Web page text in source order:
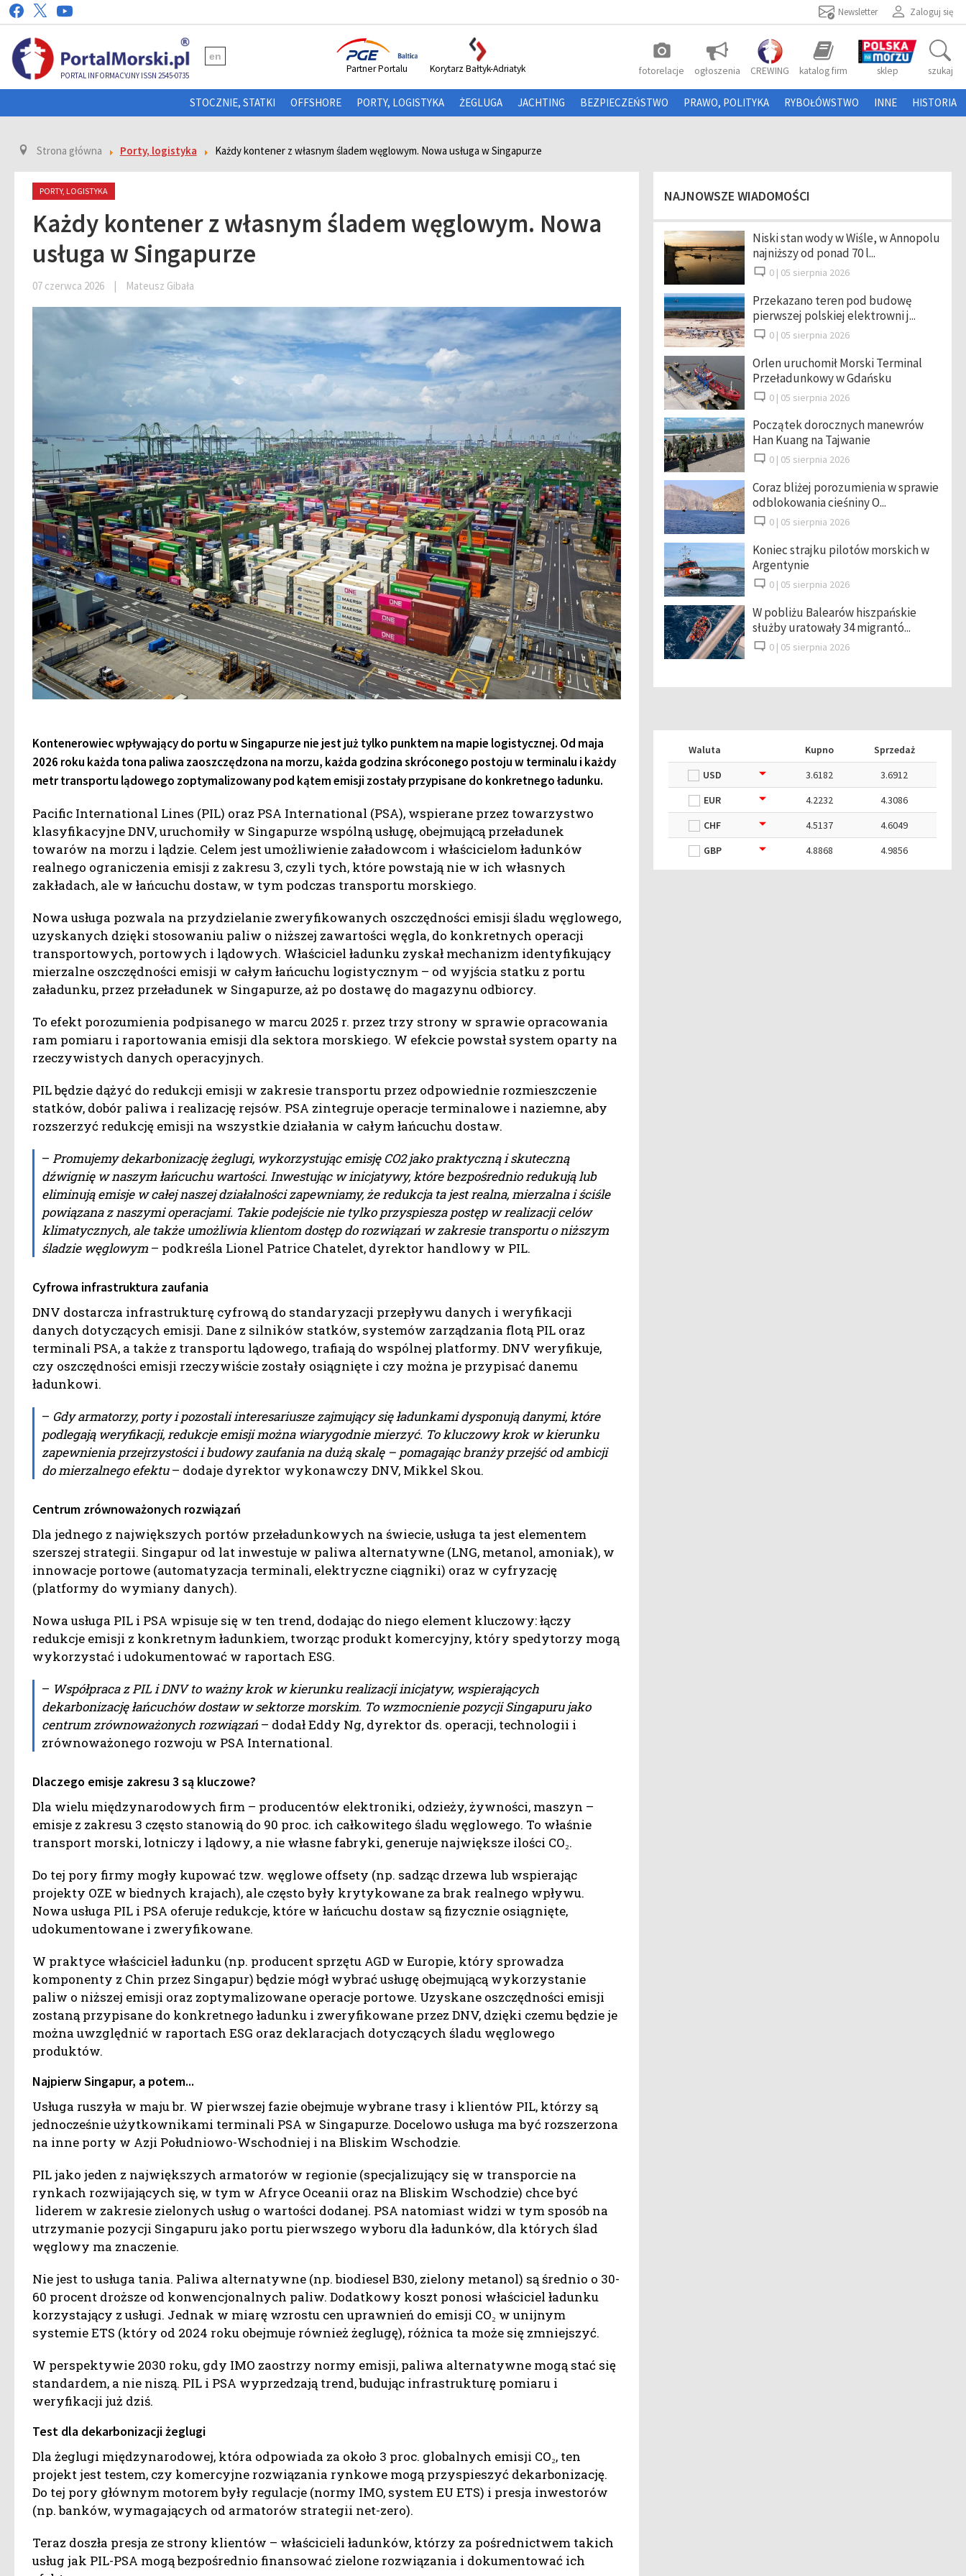
Zaloguj się
Newsletter
PORTAL INFORMACYJNY ISSN 2545-0735
en photo_camera
fotorelacje ogłoszenia CREWING katalog firm sklep szukaj
Partner Portalu Korytarz Bałtyk-Adriatyk
STOCZNIE, STATKI OFFSHORE PORTY, LOGISTYKA ŻEGLUGA JACHTING BEZPIECZEŃSTWO PRAWO, POLITYKA RYBOŁÓWSTWO INNE HISTORIA
Strona główna Porty, logistyka Każdy kontener z własnym śladem węglowym. Nowa usługa w Singapurze
PORTY, LOGISTYKA
Każdy kontener z własnym śladem węglowym. Nowa
usługa w Singapurze
07 czerwca 2026 | Mateusz Gibała
Kontenerowiec wpływający do portu w Singapurze nie jest już tylko punktem na mapie logistycznej. Od maja
2026 roku każda tona paliwa zaoszczędzona na morzu, każda godzina skróconego postoju w terminalu i każdy
metr transportu lądowego zoptymalizowany pod kątem emisji zostały przypisane do konkretnego ładunku.
Pacific International Lines (PIL) oraz PSA International (PSA), wspierane przez towarzystwo
klasyfikacyjne DNV, uruchomiły w Singapurze wspólną usługę, obejmującą przeładunek
towarów na morzu i lądzie. Celem jest umożliwienie załadowcom i właścicielom ładunków
realnego ograniczenia emisji z zakresu 3, czyli tych, które powstają nie w ich własnych
zakładach, ale w łańcuchu dostaw, w tym podczas transportu morskiego.
Nowa usługa pozwala na przydzielanie zweryfikowanych oszczędności emisji śladu węglowego,
uzyskanych dzięki stosowaniu paliw o niższej zawartości węgla, do konkretnych operacji
transportowych, portowych i lądowych. Właściciel ładunku zyskał mechanizm identyfikujący
mierzalne oszczędności emisji w całym łańcuchu logistycznym – od wyjścia statku z portu
załadunku, przez przeładunek w Singapurze, aż po dostawę do magazynu odbiorcy.
To efekt porozumienia podpisanego w marcu 2025 r. przez trzy strony w sprawie opracowania
ram pomiaru i raportowania emisji dla sektora morskiego. W efekcie powstał system oparty na
rzeczywistych danych operacyjnych.
PIL będzie dążyć do redukcji emisji w zakresie transportu przez odpowiednie rozmieszczenie
statków, dobór paliwa i realizację rejsów. PSA zintegruje operacje terminalowe i naziemne, aby
rozszerzyć redukcję emisji na wszystkie działania w całym łańcuchu dostaw.
– Promujemy dekarbonizację żeglugi, wykorzystując emisję CO2 jako praktyczną i skuteczną
dźwignię w naszym łańcuchu wartości. Inwestując w inicjatywy, które bezpośrednio redukują lub
eliminują emisje w całej naszej działalności zapewniamy, że redukcja ta jest realna, mierzalna i ściśle
powiązana z naszymi operacjami. Takie podejście nie tylko przyspiesza postęp w realizacji celów
klimatycznych, ale także umożliwia klientom dostęp do rozwiązań w zakresie transportu o niższym
śladzie węglowym – podkreśla Lionel Patrice Chatelet, dyrektor handlowy w PIL.
Cyfrowa infrastruktura zaufania
DNV dostarcza infrastrukturę cyfrową do standaryzacji przepływu danych i weryfikacji
danych dotyczących emisji. Dane z silników statków, systemów zarządzania flotą PIL oraz
terminali PSA, a także z transportu lądowego, trafiają do wspólnej platformy. DNV weryfikuje,
czy oszczędności emisji rzeczywiście zostały osiągnięte i czy można je przypisać danemu
ładunkowi.
– Gdy armatorzy, porty i pozostali interesariusze zajmujący się ładunkami dysponują danymi, które
podlegają weryfikacji, redukcje emisji można wiarygodnie mierzyć. To kluczowy krok w kierunku
zapewnienia przejrzystości i budowy zaufania na dużą skalę – pomagając branży przejść od ambicji
do mierzalnego efektu– dodaje dyrektor wykonawczy DNV, Mikkel Skou.
Centrum zrównoważonych rozwiązań
Dla jednego z największych portów przeładunkowych na świecie, usługa ta jest elementem
szerszej strategii. Singapur od lat inwestuje w paliwa alternatywne (LNG, metanol, amoniak), w
innowacje portowe (automatyzacja terminali, elektryczne ciągniki) oraz w cyfryzację
(platformy do wymiany danych).
Nowa usługa PIL i PSA wpisuje się w ten trend, dodając do niego element kluczowy: łączy
redukcje emisji z konkretnym ładunkiem, tworząc produkt komercyjny, który spedytorzy mogą
wykorzystać i udokumentować w raportach ESG.
– Współpraca z PIL i DNV to ważny krok w kierunku realizacji inicjatyw, wspierających
dekarbonizację łańcuchów dostaw w sektorze morskim. To wzmocnienie pozycji Singapuru jako
centrum zrównoważonych rozwiązań – dodał Eddy Ng, dyrektor ds. operacji, technologii i
zrównoważonego rozwoju w PSA International.
Dlaczego emisje zakresu 3 są kluczowe?
Dla wielu międzynarodowych firm – producentów elektroniki, odzieży, żywności, maszyn –
emisje z zakresu 3 często stanowią do 90 proc. ich całkowitego śladu węglowego. To właśnie
transport morski, lotniczy i lądowy, a nie własne fabryki, generuje największe ilości CO₂.
Do tej pory firmy mogły kupować tzw. węglowe offsety (np. sadząc drzewa lub wspierając
projekty OZE w biednych krajach), ale często były krytykowane za brak realnego wpływu.
Nowa usługa PIL i PSA oferuje redukcje, które w łańcuchu dostaw są fizycznie osiągnięte,
udokumentowane i zweryfikowane.
W praktyce właściciel ładunku (np. producent sprzętu AGD w Europie, który sprowadza
komponenty z Chin przez Singapur) będzie mógł wybrać usługę obejmującą wykorzystanie
paliw o niższej emisji oraz zoptymalizowane operacje portowe. Uzyskane oszczędności emisji
zostaną przypisane do konkretnego ładunku i zweryfikowane przez DNV, dzięki czemu będzie je
można uwzględnić w raportach ESG oraz deklaracjach dotyczących śladu węglowego
produktów.
Najpierw Singapur, a potem...
Usługa ruszyła w maju br. W pierwszej fazie obejmuje wybrane trasy i klientów PIL, którzy są
jednocześnie użytkownikami terminali PSA w Singapurze. Docelowo usługa ma być rozszerzona
na inne porty w Azji Południowo-Wschodniej i na Bliskim Wschodzie.
PIL jako jeden z największych armatorów w regionie (specjalizujący się w transporcie na
rynkach rozwijających się, w tym w Afryce Oceanii oraz na Bliskim Wschodzie) chce być
liderem w zakresie zielonych usług o wartości dodanej. PSA natomiast widzi w tym sposób na
utrzymanie pozycji Singapuru jako portu pierwszego wyboru dla ładunków, dla których ślad
węglowy ma znaczenie.
Nie jest to usługa tania. Paliwa alternatywne (np. biodiesel B30, zielony metanol) są średnio o 30-
60 procent droższe od konwencjonalnych paliw. Dodatkowy koszt ponosi właściciel ładunku
korzystający z usługi. Jednak w miarę wzrostu cen uprawnień do emisji CO₂ w unijnym
systemie ETS (który od 2024 roku obejmuje również żeglugę), różnica ta może się zmniejszyć.
W perspektywie 2030 roku, gdy IMO zaostrzy normy emisji, paliwa alternatywne mogą stać się
standardem, a nie niszą. PIL i PSA wyprzedzają trend, budując infrastrukturę pomiaru i
weryfikacji już dziś.
Test dla dekarbonizacji żeglugi
Dla żeglugi międzynarodowej, która odpowiada za około 3 proc. globalnych emisji CO₂, ten
projekt jest testem, czy komercyjne rozwiązania rynkowe mogą przyspieszyć dekarbonizację.
Do tej pory głównym motorem były regulacje (normy IMO, system EU ETS) i presja inwestorów
(np. banków, wymagających od armatorów strategii net-zero).
Teraz doszła presja ze strony klientów – właścicieli ładunków, którzy za pośrednictwem takich
usług jak PIL-PSA mogą bezpośrednio finansować zielone rozwiązania i dokumentować ich
NAJNOWSZE WIADOMOŚCI
Niski stan wody w Wiśle, w Annopolu
najniższy od ponad 70 l...
0 | 05 sierpnia 2026
Przekazano teren pod budowę
pierwszej polskiej elektrowni j...
0 | 05 sierpnia 2026
Orlen uruchomił Morski Terminal
Przeładunkowy w Gdańsku
0 | 05 sierpnia 2026
Początek dorocznych manewrów
Han Kuang na Tajwanie
0 | 05 sierpnia 2026
Coraz bliżej porozumienia w sprawie
odblokowania cieśniny O...
0 | 05 sierpnia 2026
Koniec strajku pilotów morskich w
Argentynie
0 | 05 sierpnia 2026
W pobliżu Balearów hiszpańskie
służby uratowały 34 migrantó...
0 | 05 sierpnia 2026
Waluta Kupno
Sprzedaż
USD
3.6182
3.6912
EUR
4.2232
4.3086
CHF
4.5137
4.6049
GBP
4.8868 4.9856